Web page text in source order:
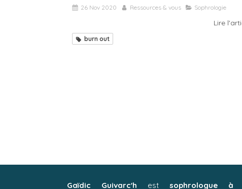
26 Nov 2020 Ressources & vous Sophrologie
Lire
burn out
Gaïdic Guivarc'h est sophrologue à